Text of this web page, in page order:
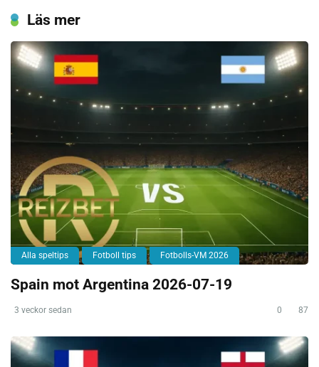
Läs mer
Alla speltips Fotboll tips Fotbolls-VM 2026
Spain mot Argentina 2026-07-19
3 veckor sedan 0 87